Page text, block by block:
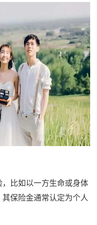
比如以一方生命或身体
保险金通常认定为个人